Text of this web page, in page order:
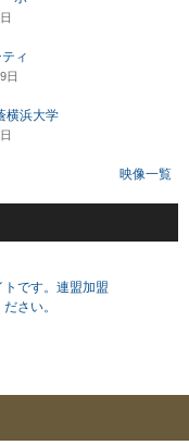
ィ
日
横浜大学
映像一覧
です。連盟加盟
さい。